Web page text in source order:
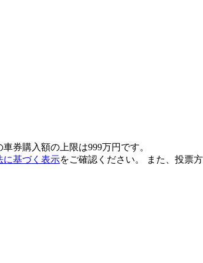
券購入額の上限は999万円 です。
に基づく表示をご確認ください。 また、投票